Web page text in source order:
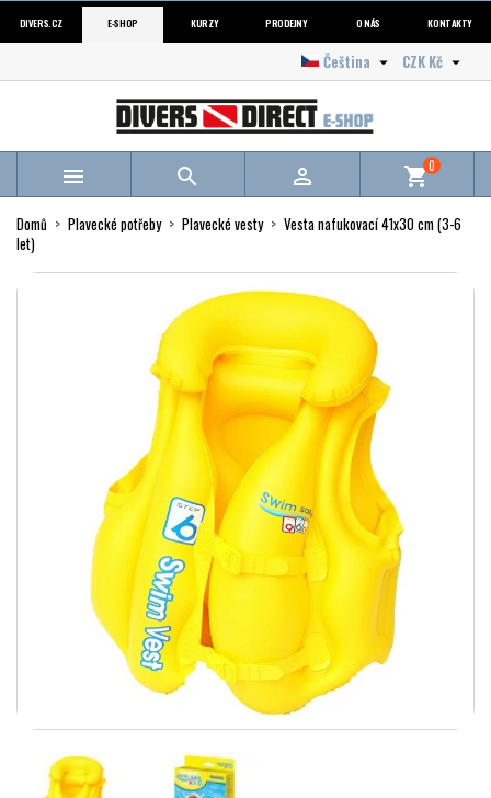
DIVERS.CZ E-SHOP KURZY PRODEJNY O NÁS KONTAKTY
CZK Kč 
Čeština 
   shopping_cart0
Domů Plavecké potřeby Plavecké vesty
Vesta nafukovací 41x30 cm (3-6
let)